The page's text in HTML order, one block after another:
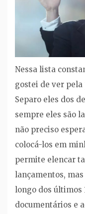
Nessa lista
gostei de ver
Separo eles dos
sempre eles são
não preciso
colocá-los em
permite elencar
lançamentos,
longo dos últimos
documentários e